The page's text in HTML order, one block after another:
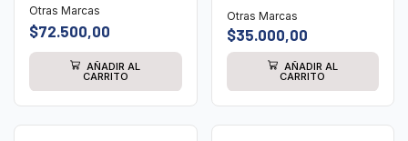
Otras Marcas
$72.500,00
AÑADIR AL
CARRITO
Otras Marcas
$35.000,00
AÑADIR AL
CARRITO